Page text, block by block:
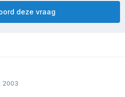
deze vraag
2003